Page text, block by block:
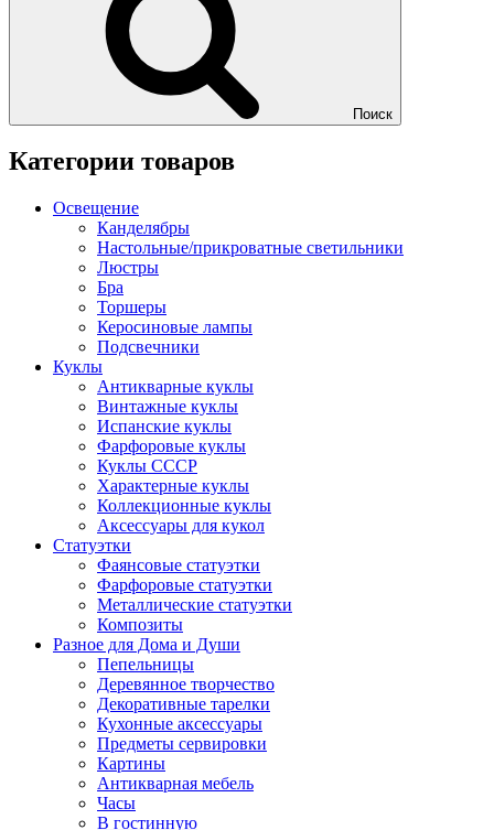
Поиск
Категории товаров
Освещение
Канделябры
Настольные/прикроватные светильники
Люстры
Бра
Торшеры
Керосиновые лампы
Подсвечники
Куклы
Антикварные куклы
Винтажные куклы
Испанские куклы
Фарфоровые куклы
Куклы СССР
Характерные куклы
Коллекционные куклы
Аксессуары для кукол
Статуэтки
Фаянсовые статуэтки
Фарфоровые статуэтки
Металлические статуэтки
Композиты
Разное для Дома и Души
Пепельницы
Деревянное творчество
Декоративные тарелки
Кухонные аксессуары
Предметы сервировки
Картины
Антикварная мебель
Часы
В гостинную